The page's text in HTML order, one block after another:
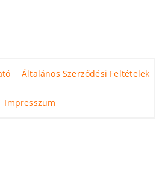
Általános Szerződési Feltételek
Impresszum